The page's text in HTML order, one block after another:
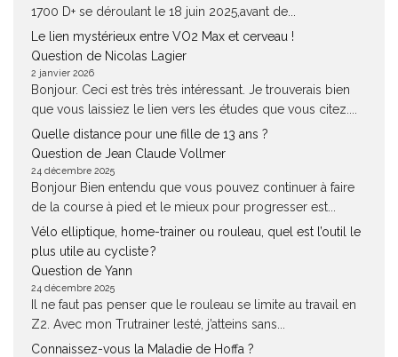
1700 D+ se déroulant le 18 juin 2025,avant de...
Le lien mystérieux entre VO2 Max et cerveau !
Question de Nicolas Lagier
2 janvier 2026
Bonjour. Ceci est très très intéressant. Je trouverais bien
que vous laissiez le lien vers les études que vous citez....
Quelle distance pour une fille de 13 ans ?
Question de Jean Claude Vollmer
24 décembre 2025
Bonjour Bien entendu que vous pouvez continuer à faire
de la course à pied et le mieux pour progresser est...
Vélo elliptique, home-trainer ou rouleau, quel est l’outil le
plus utile au cycliste ?
Question de Yann
24 décembre 2025
Il ne faut pas penser que le rouleau se limite au travail en
Z2. Avec mon Trutrainer lesté, j’atteins sans...
Connaissez-vous la Maladie de Hoffa ?